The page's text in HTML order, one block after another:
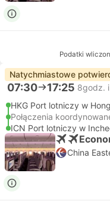
Podatki
Natychmiastowe
07:30 17:25 8godz.
HKG Port lotniczy w
Połączenia
ICN Port lotniczy w
China